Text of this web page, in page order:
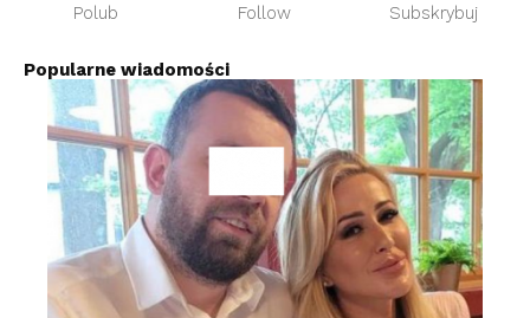
Polub Follow Subskrybuj
Popularne wiadomości